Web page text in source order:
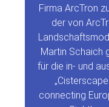
Firma ArcTron
der von
Martin Schaich
für die in- und
connecting